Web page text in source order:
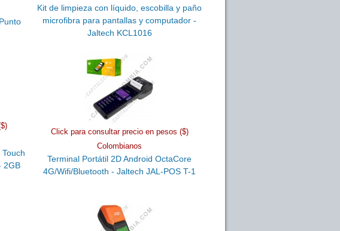
Kit de limpieza con líquido, escobilla y paño
microfibra para pantallas y computador -
Jaltech KCL1016
2GB
Click para consultar precio en pesos ($)
Colombianos
Terminal Portátil 2D Android OctaCore
4G/Wifi/Bluetooth - Jaltech JAL-POS T-1